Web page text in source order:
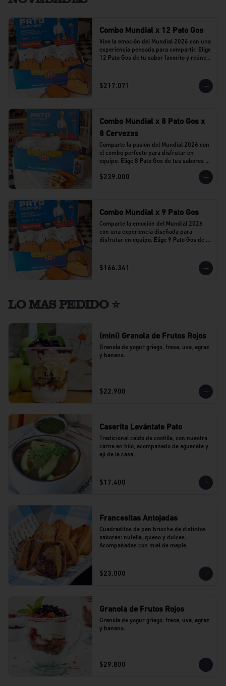
Combo Mundial x 12 Pato Gos
Vive la emoción del Mundial 2026 con una
experiencia pensada para compartir. Elige
12 Pato Gos de tu sabor favorito y reúne a
$217.071
Combo Mundial x 8 Pato Gos x
8 Cervezas
Comparte la pasión del Mundial 2026 con
el combo perfecto para disfrutar en
equipo. Elige 8 Pato Gos de tus sabores
favoritos y acompáñalos con 8 cervezas
Stella Artois en lata.
$239.000
Combo Mundial x 9 Pato Gos
Comparte la emoción del Mundial 2026
con una experiencia diseñada para
disfrutar en equipo. Elige 9 Pato Gos de tu
Al Agua Patos.
$166.341
LO MAS PEDIDO ⭐
(mini) Granola de Frutos Rojos
Granola de yogur griego, fresa, uva, agraz
y banano.
$22.900
Caserita Levántate Pato
Tradicional caldo de costilla, con nuestra
carne en hilo, acompañado de aguacate y
ají de la casa.
$17.400
Francesitas Antojadas
Cuadraditos de pan brioche de distintos
sabores: nutella, queso y dulces.
Acompañadas con miel de maple.
$23.000
Granola de Frutos Rojos
Granola de yogur griego, fresa, uva, agraz
y banano.
$29.800